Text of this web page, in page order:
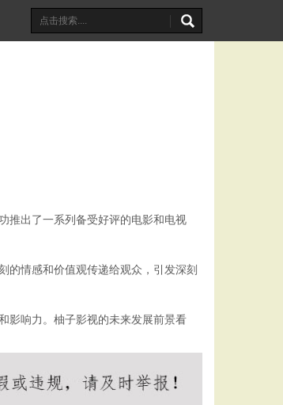
推出了一系列备受好评的电影和电视
的情感和价值观传递给观众，引发深刻
影响力。柚子影视的未来发展前景看